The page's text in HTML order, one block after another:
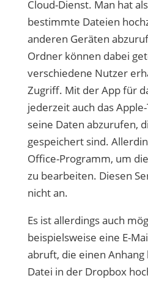
Cloud-Dienst. Man hat
bestimmte Dateien
anderen Geräten
Ordner können dabei
verschiedene Nutzer
Zugriff. Mit der App für
jederzeit auch das
seine Daten abzurufen,
gespeichert sind.
Office-Programm, um
zu bearbeiten. Diesen
nicht an.
Es ist allerdings auch
beispielsweise eine E-
abruft, die einen Anhang
Datei in der Dropbox